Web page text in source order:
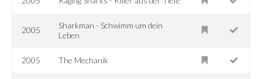
2005
Sharkman - Schwimm um dein
Leben
2005 The Mechanik